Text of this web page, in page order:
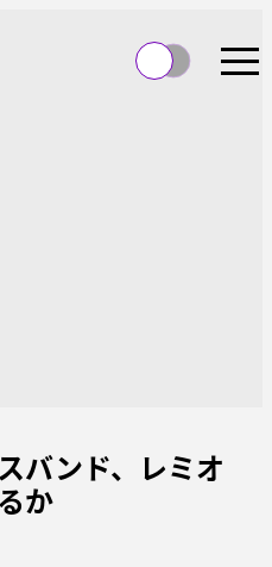
バンド、レミオ
か